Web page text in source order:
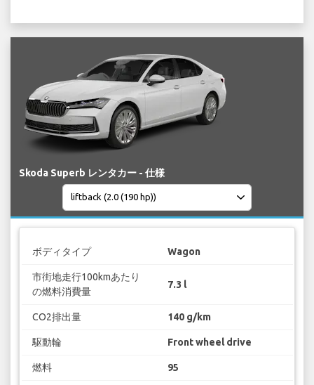
Skoda Superb レンタカー - 仕様
ボディタイプ Wagon
市街地走行100kmあたり
の燃料消費量
7.3 l
CO2排出量 140 g/km
駆動輪 Front wheel drive
燃料 95